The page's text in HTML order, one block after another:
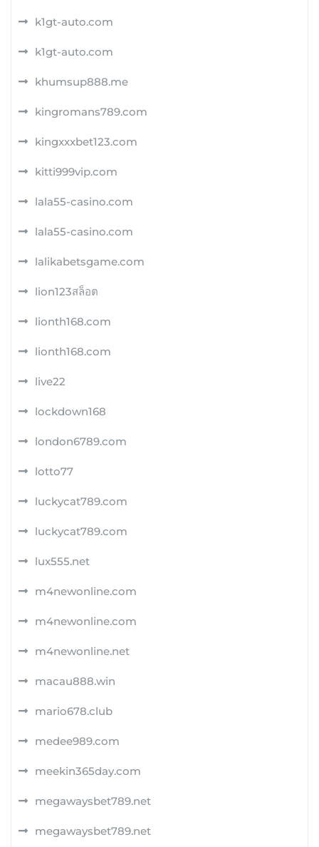
k1gt-auto.com
k1gt-auto.com
khumsup888.me
kingromans789.com
kingxxxbet123.com
kitti999vip.com
lala55-casino.com
lala55-casino.com
lalikabetsgame.com
lion123สล็อต
lionth168.com
lionth168.com
live22
lockdown168
london6789.com
lotto77
luckycat789.com
luckycat789.com
lux555.net
m4newonline.com
m4newonline.com
m4newonline.net
macau888.win
mario678.club
medee989.com
meekin365day.com
megawaysbet789.net
megawaysbet789.net